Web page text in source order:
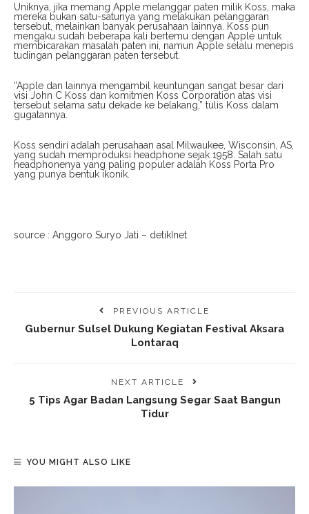
Uniknya, jika memang Apple melanggar paten milik Koss, maka
mereka bukan satu-satunya yang melakukan pelanggaran
tersebut, melainkan banyak perusahaan lainnya. Koss pun
mengaku sudah beberapa kali bertemu dengan Apple untuk
membicarakan masalah paten ini, namun Apple selalu menepis
tudingan pelanggaran paten tersebut.
“Apple dan lainnya mengambil keuntungan sangat besar dari
visi John C Koss dan komitmen Koss Corporation atas visi
tersebut selama satu dekade ke belakang,” tulis Koss dalam
gugatannya.
Koss sendiri adalah perusahaan asal Milwaukee, Wisconsin, AS,
yang sudah memproduksi headphone sejak 1958. Salah satu
headphonenya yang paling populer adalah Koss Porta Pro
yang punya bentuk ikonik.
source : Anggoro Suryo Jati – detikInet
PREVIOUS ARTICLE
Gubernur Sulsel Dukung Kegiatan Festival Aksara
Lontaraq
NEXT ARTICLE
5 Tips Agar Badan Langsung Segar Saat Bangun
Tidur
YOU MIGHT ALSO LIKE